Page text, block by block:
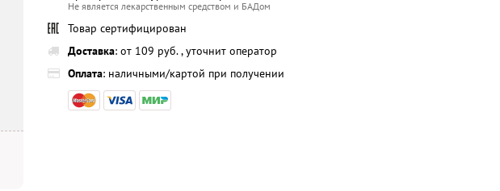
Не является лекарственным средством и БАДом
Товар сертифицирован
Доставка: от 109 руб. , уточнит оператор
Оплата: наличными/картой при получении